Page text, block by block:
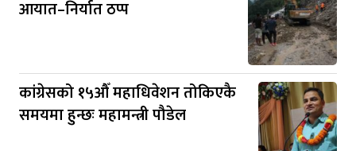
आयात–निर्यात ठप्प
कांग्रेसको १५औँ महाधिवेशन तोकिएकै
समयमा हुन्छः महामन्त्री पौडेल